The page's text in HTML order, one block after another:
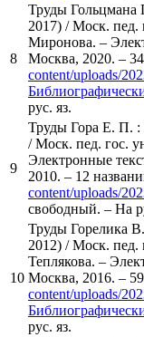
8
Труды Гольцмана
2017) / Моск. пед.
Миронова. –
Москва, 2020. –
content/uploads/
рус. яз.
9
Труды Гора Е. П. :
/ Моск. пед. гос.
Электронные
2010. – 12
content/uploads/
свободный. – На
10
Труды Горелика
2012) / Моск. пед.
Теплякова. –
Москва, 2016. –
content/uploads/
рус. яз.